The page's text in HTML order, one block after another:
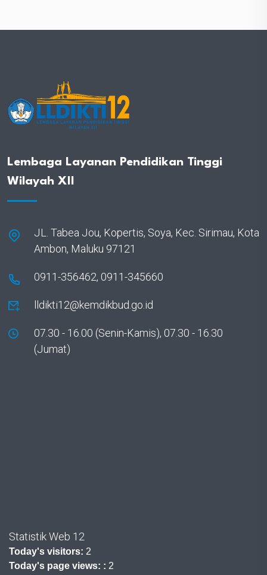
Lembaga Layanan Pendidikan Tinggi
Wilayah XII
JL. Tabea Jou, Kopertis, Soya, Kec. Sirimau, Kota
Ambon, Maluku 97121
0911-356462, 0911-345660
lldikti12@kemdikbud.go.id
07.30 - 16.00 (Senin-Kamis), 07.30 - 16.30
(Jumat)
Statistik Web 12
Today's visitors: 2
Today's page views: : 2